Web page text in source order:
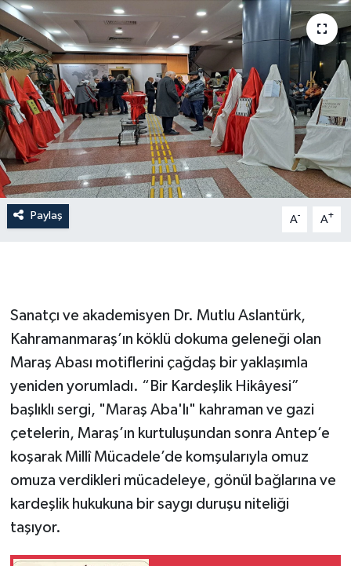
Paylaş A- A+
Sanatçı ve akademisyen Dr. Mutlu Aslantürk,
Kahramanmaraş’ın köklü dokuma geleneği olan
Maraş Abası motiflerini çağdaş bir yaklaşımla
yeniden yorumladı. “Bir Kardeşlik Hikâyesi”
başlıklı sergi, "Maraş Aba'lı" kahraman ve gazi
çetelerin, Maraş’ın kurtuluşundan sonra Antep’e
koşarak Millî Mücadele’de komşularıyla omuz
omuza verdikleri mücadeleye, gönül bağlarına ve
kardeşlik hukukuna bir saygı duruşu niteliği
taşıyor.